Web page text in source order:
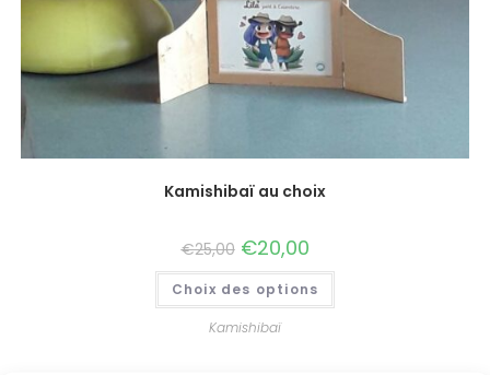
Kamishibaï au choix
€25,00 €20,00
Choix des options
Kamishibaï